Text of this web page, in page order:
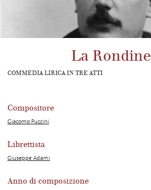
La Rondine
COMMEDIA LIRICA IN TRE ATTI
Compositore
Giacomo Puccini
Librettista
Giuseppe Adami
Anno di composizione